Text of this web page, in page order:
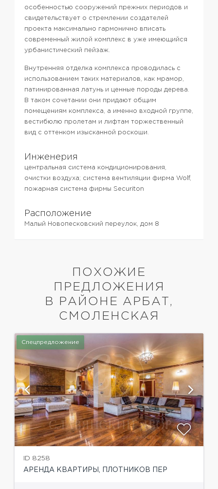
особенностью сооружений прежних периодов и
свидетельствует о стремлении создателей
проекта максимально гармонично вписать
современный жилой комплекс в уже имеющийся
урбанистический пейзаж.
Внутренняя отделка комплекса проводилась с
использованием таких материалов, как мрамор,
патинированная латунь и ценные породы дерева.
В таком сочетании они придают общим
помещениям комплекса, а именно входной группе,
вестибюлю пролетам и лифтам торжественный
вид с оттенком изысканной роскоши.
Инженерия
центральная система кондиционирования,
очистки воздуха; система вентиляции фирма Wolf,
пожарная система фирмы Securiton
Расположение
Малый Новопесковский переулок, дом 8
ПОХОЖИЕ
ПРЕДЛОЖЕНИЯ
В РАЙОНЕ АРБАТ,
СМОЛЕНСКАЯ
Спецпредложение
ID 8258
АРЕНДА КВАРТИРЫ, ПЛОТНИКОВ ПЕР